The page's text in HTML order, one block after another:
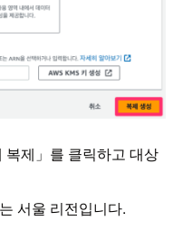
제」를 클릭하고 대상
서울 리전입니다.